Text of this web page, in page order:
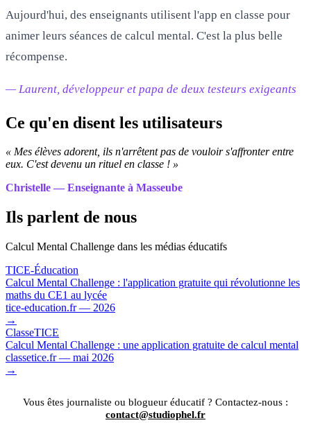
Aujourd'hui, des enseignants utilisent l'app en classe pour
animer leurs séances de calcul mental. C'est la plus belle
récompense.
— Laurent, développeur et papa de deux testeurs exigeants
Ce qu'en disent les utilisateurs
« Mes élèves adorent, ils n'arrêtent pas de vouloir s'affronter entre
eux. C'est devenu un rituel en classe ! »
Christelle — Enseignante à Masseube
Ils parlent de nous
Calcul Mental Challenge dans les médias éducatifs
TICE-Éducation
Calcul Mental Challenge : l'application gratuite qui révolutionne les
maths du CE1 au lycée
tice-education.fr — 2026
→
ClasseTICE
Calcul Mental Challenge : une application gratuite de calcul mental
classetice.fr — mai 2026
→
Vous êtes journaliste ou blogueur éducatif ? Contactez-nous :
contact@studiophel.fr